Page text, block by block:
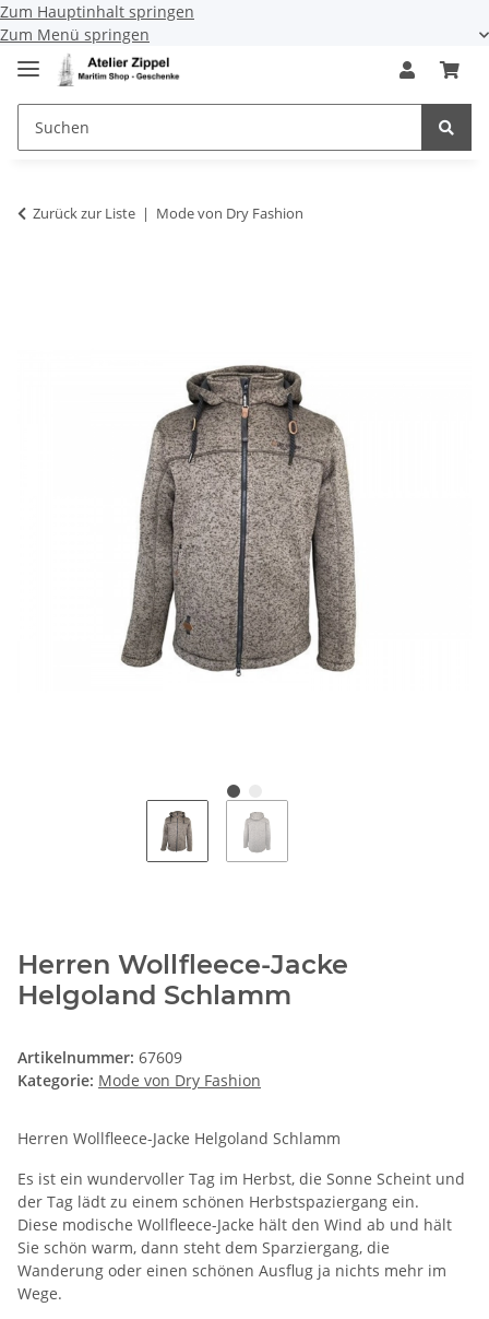
Zum Hauptinhalt springen
Zum Menü springen
Zurück zur Liste Mode von Dry Fashion
Herren Wollfleece-Jacke
Helgoland Schlamm
Artikelnummer: 67609
Kategorie: Mode von Dry Fashion
Herren Wollfleece-Jacke Helgoland Schlamm
Es ist ein wundervoller Tag im Herbst, die Sonne Scheint und
der Tag lädt zu einem schönen Herbstspaziergang ein.
Diese modische Wollfleece-Jacke hält den Wind ab und hält
Sie schön warm, dann steht dem Sparziergang, die
Wanderung oder einen schönen Ausflug ja nichts mehr im
Wege.